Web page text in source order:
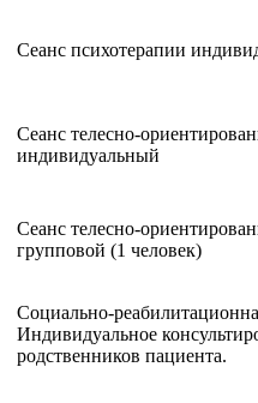
Сеанс психотерапии
Сеанс телесно-
индивидуальный
Сеанс телесно-
групповой (1 человек)
Социально-
Индивидуальное
родственников пациента.